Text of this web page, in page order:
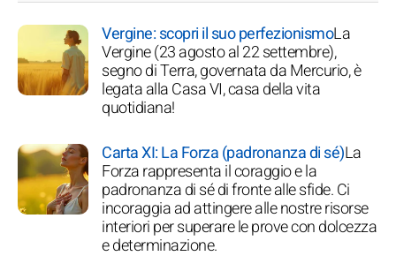
Vergine: scopri il suo perfezionismoLa
Vergine (23 agosto al 22 settembre),
segno di Terra, governata da Mercurio, è
legata alla Casa VI, casa della vita
quotidiana!
Carta XI: La Forza (padronanza di sé)La
Forza rappresenta il coraggio e la
padronanza di sé di fronte alle sfide. Ci
incoraggia ad attingere alle nostre risorse
interiori per superare le prove con dolcezza
e determinazione.